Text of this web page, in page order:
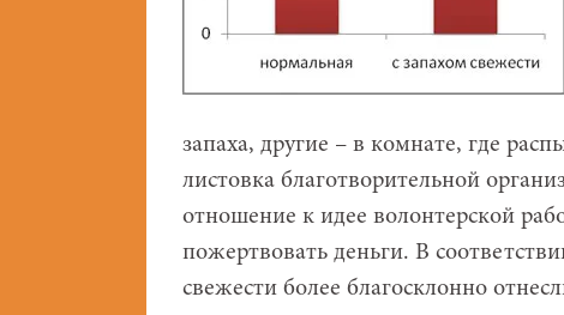
запаха, другие – в комнате, где
листовка благотворительной
отношение к идее волонтерской
пожертвовать деньги. В
свежести более благосклонно